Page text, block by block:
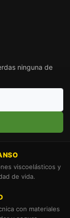
ninguna de
viscoelásticos y
de vida.
con materiales